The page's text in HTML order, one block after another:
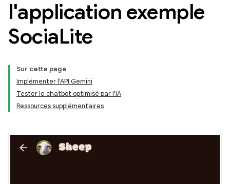
l'application exemple
SociaLite
Sur cette page
Implémenter l'API Gemini
Tester le chatbot optimisé par l'IA
Ressources supplémentaires